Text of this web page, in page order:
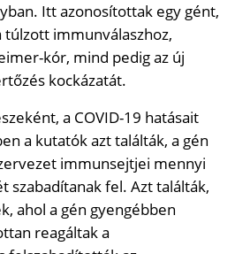
Itt azonosítottak egy gént,
immunválaszhoz,
kór, mind pedig az új
kockázatát.
a COVID-19 hatásait
a kutatók azt találták, a gén
immunsejtjei mennyi
szabadítanak fel. Azt találták,
ahol a gén gyengébben
reagáltak a